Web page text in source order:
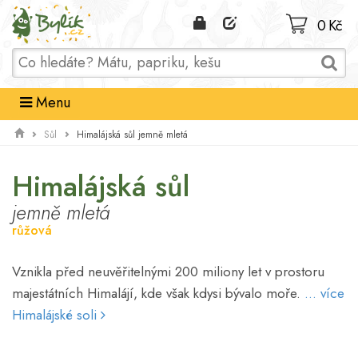
Domů
0 Kč
Menu
Sůl Himalájská sůl jemně mletá
Himalájská sůl
jemně mletá
růžová
Vznikla před neuvěřitelnými 200 miliony let v prostoru
majestátních Himalájí, kde však kdysi bývalo moře. ... více
Himalájské soli